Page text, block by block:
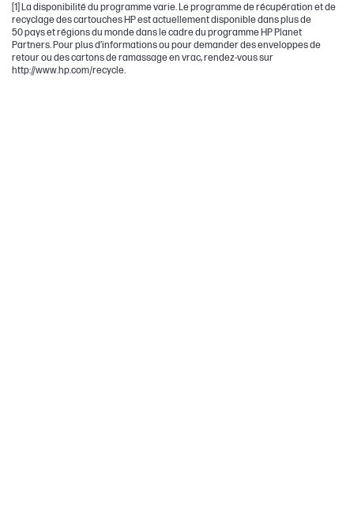
[1] La disponibilité du programme varie. Le programme de récupération et de
recyclage des cartouches HP est actuellement disponible dans plus de
50 pays et régions du monde dans le cadre du programme HP Planet
Partners. Pour plus d’informations ou pour demander des enveloppes de
retour ou des cartons de ramassage en vrac, rendez-vous sur
http://www.hp.com/recycle.